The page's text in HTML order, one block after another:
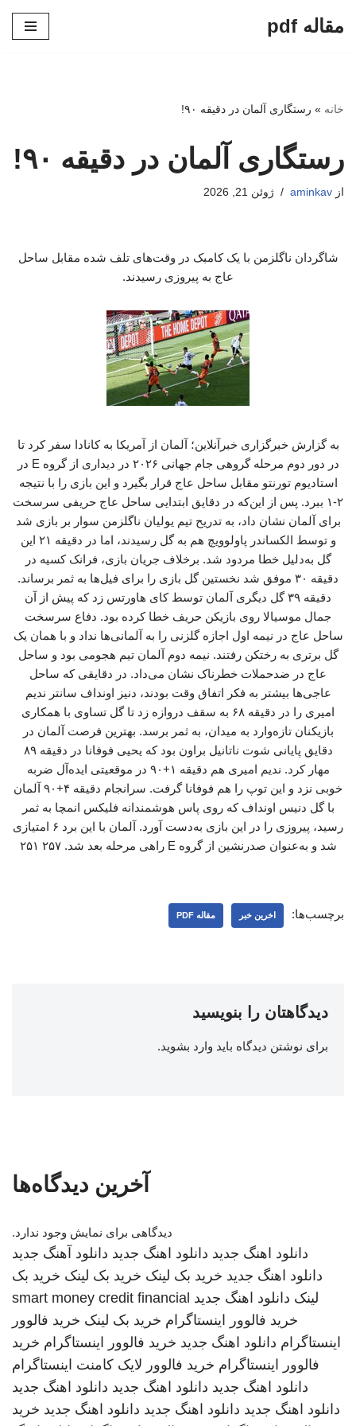
مقاله pdf
خانه » رستگاری آلمان در دقیقه ۹۰!
رستگاری آلمان در دقیقه ۹۰!
از aminkav ژوئن 21, 2026
شاگردان ناگلزمن با یک کامبک در وقت‌های تلف شده مقابل ساحل
عاج به پیروزی رسیدند.
به گزارش خبرگزاری خبرآنلاین؛ آلمان از آمریکا به کانادا سفر کرد تا
در دور دوم مرحله گروهی جام جهانی ۲۰۲۶ در دیداری از گروه E در
استادیوم تورنتو مقابل ساحل عاج قرار بگیرد و این بازی را با نتیجه
۲-۱ ببرد. پس از این‌که در دقایق ابتدایی ساحل عاج حریفی سرسخت
برای آلمان نشان داد، به تدریح تیم یولیان ناگلزمن سوار بر بازی شد
و توسط الکساندر پاولوویچ هم به گل رسیدند، اما در دقیقه ۲۱ این
گل به‌دلیل خطا مردود شد. برخلاف جریان بازی، فرانک کسیه در
دقیقه ۳۰ موفق شد نخستین گل بازی را برای فیل‌ها به ثمر برساند.
دقیقه ۳۹ گل دیگری آلمان توسط کای هاورتس زد که پیش از آن
جمال موسیالا روی بازیکن حریف خطا کرده بود. دفاع سرسخت
ساحل عاج در نیمه اول اجازه گلزنی را به آلمانی‌ها نداد و با همان یک
گل برتری به رختکن رفتند. نیمه دوم آلمان تیم هجومی بود و ساحل
عاج در ضدحملات خطرناک نشان می‌داد. در دقایقی که ساحل
عاجی‌ها بیشتر به فکر اتفاق وقت بودند، دنیز اونداف سانتر ندیم
امیری را در دقیقه ۶۸ به سقف دروازه زد تا گل تساوی با همکاری
بازیکنان تازه‌وارد به میدان، به ثمر برسد. بهترین فرصت آلمان در
دقایق پایانی شوت ناتانیل براون بود که یحیی فوفانا در دقیقه ۸۹
مهار کرد. ندیم امیری هم دقیقه ۱+۹۰ در موقعیتی ایده‌آل ضربه
خوبی نزد و این توپ را هم فوفانا گرفت. سرانجام دقیقه ۴+۹۰ آلمان
با گل دنیس اونداف که روی پاس هوشمندانه فلیکس انمچا به ثمر
رسید، پیروزی را در این بازی به‌دست آورد. آلمان با این برد ۶ امتیازی
شد و به‌عنوان صدرنشین از گروه E راهی مرحله بعد شد. ۲۵۷ ۲۵۱
برچسب‌ها: اخرین خبر مقاله PDF
دیدگاهتان را بنویسید
برای نوشتن دیدگاه باید وارد بشوید.
آخرین دیدگاه‌ها
دیدگاهی برای نمایش وجود ندارد.
دانلود اهنگ جدید دانلود اهنگ جدید دانلود آهنگ جدید
دانلود اهنگ جدید خرید بک لینک خرید بک لینک خرید بک
لینک دانلود اهنگ جدید smart money credit financial
خرید فالوور اینستاگرام خرید بک لینک خرید فالوور
اینستاگرام دانلود اهنگ جدید خرید فالوور اینستاگرام خرید
فالوور اینستاگرام خرید فالوور لایک کامنت اینستاگرام
دانلود اهنگ جدید دانلود اهنگ جدید دانلود اهنگ جدید
دانلود اهنگ جدید دانلود اهنگ جدید دانلود اهنگ جدید خرید